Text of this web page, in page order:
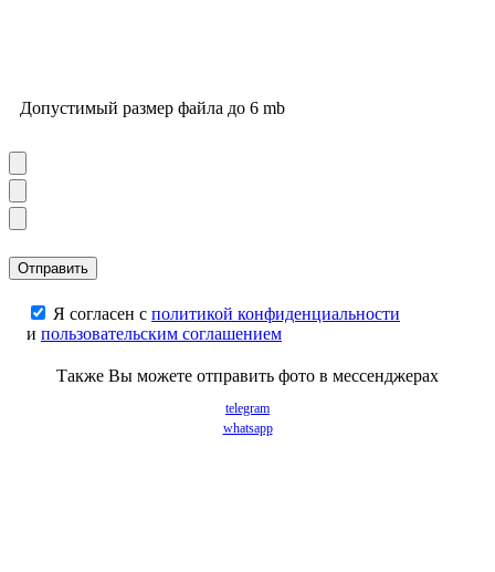
Допустимый размер файла до 6 mb
Я согласен с политикой конфиденциальности
и пользовательским соглашением
Также Вы можете отправить фото в мессенджерах
telegram
whatsapp